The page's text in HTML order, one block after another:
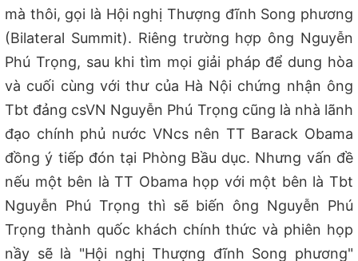
mà thôi, gọi là Hội nghị Thượng đĩnh Song phương
(Bilateral Summit). Riêng trường hợp ông Nguyễn
Phú Trọng, sau khi tìm mọi giải pháp để dung hòa
và cuối cùng với thư của Hà Nội chứng nhận ông
Tbt đảng csVN Nguyễn Phú Trọng cũng là nhà lãnh
đạo chính phủ nước VNcs nên TT Barack Obama
đồng ý tiếp đón tại Phòng Bầu dục. Nhưng vấn đề
nếu một bên là TT Obama họp với một bên là Tbt
Nguyễn Phú Trọng thì sẽ biến ông Nguyễn Phú
Trọng thành quốc khách chính thức và phiên họp
nầy sẽ là "Hội nghị Thượng đĩnh Song phương"